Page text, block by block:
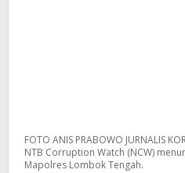
FOTO ANIS PRABOWO JURNALIS
NTB Corruption Watch (NCW)
Mapolres Lombok Tengah.